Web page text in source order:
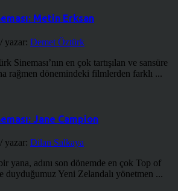
Metin Erksan
/ yazar: Demet Öztürk
Sineması’nın en çok tartışılan ve sansüre
rağmen dönemindeki filmlerden farklı ...
Jane Campion
/ yazar: Dilan Salkaya
yana, adını son dönemde en çok Top of
duyduğumuz Yeni Zelandalı yönetmen ...